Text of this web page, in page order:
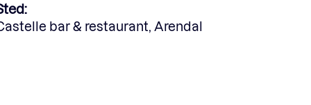
bar & restaurant, Arendal